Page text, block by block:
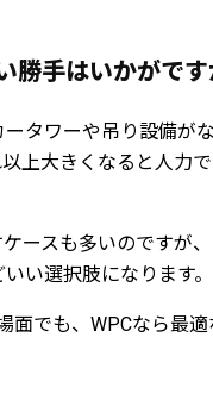
勝手はいかがです
タワーや吊り設備が
上大きくなると人力
ースも多いのですが
い選択肢になります。
でも、WPCなら最